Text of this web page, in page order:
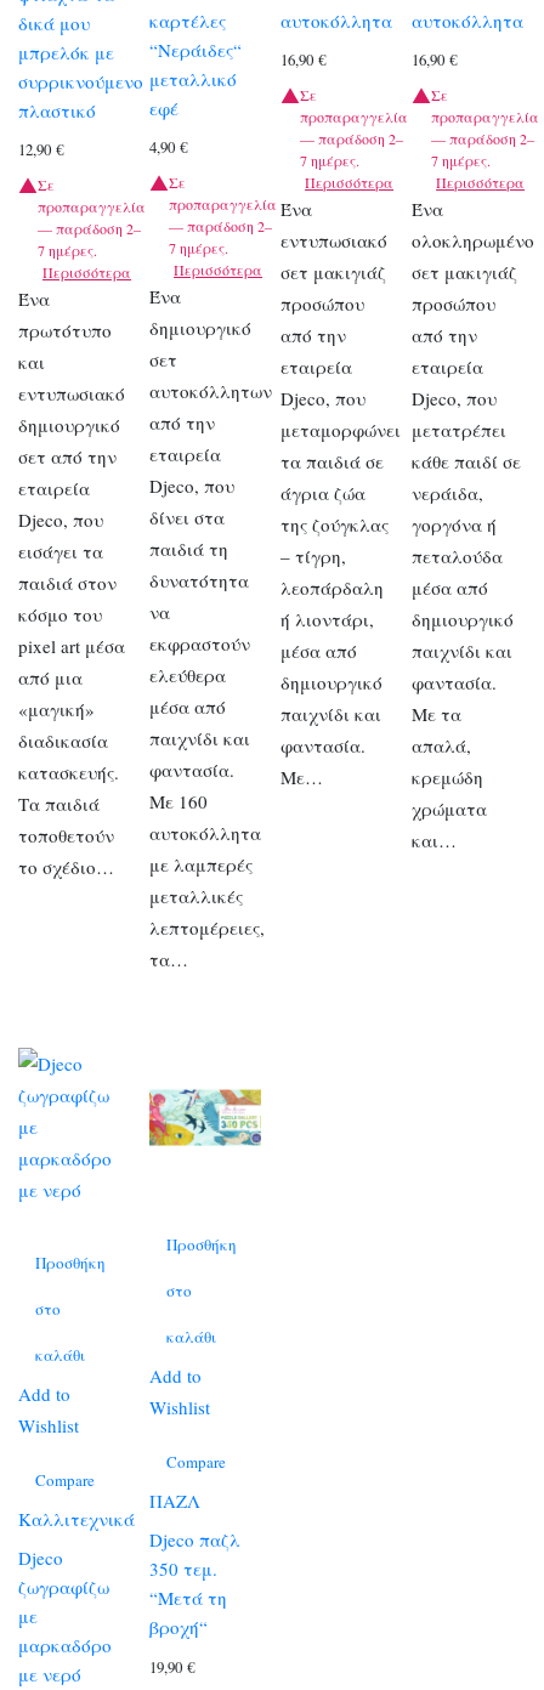
δικά μου
μπρελόκ με
συρρικνούμενο
πλαστικό
12,90 €
Σε
προπαραγγελία
— παράδοση 2–
7 ημέρες.
Περισσότερα
Ένα
πρωτότυπο
και
εντυπωσιακό
δημιουργικό
σετ από την
εταιρεία
Djeco, που
εισάγει τα
παιδιά στον
κόσμο του
pixel art μέσα
από μια
«μαγική»
διαδικασία
κατασκευής.
Τα παιδιά
τοποθετούν
το σχέδιο…
καρτέλες
“Νεράιδες“
μεταλλικό
εφέ
4,90€
Σε
προπαραγγελία
— παράδοση 2–
7 ημέρες.
Περισσότερα
Ένα
δημιουργικό
σετ
αυτοκόλλητων
από την
εταιρεία
Djeco, που
δίνει στα
παιδιά τη
δυνατότητα
να
εκφραστούν
ελεύθερα
μέσα από
παιχνίδι και
φαντασία.
Με 160
αυτοκόλλητα
με λαμπερές
μεταλλικές
λεπτομέρειες,
τα…
αυτοκόλλητα
16,90€
Σε
προπαραγγελία
— παράδοση 2–
7 ημέρες.
Περισσότερα
Ένα
εντυπωσιακό
σετ μακιγιάζ
προσώπου
από την
εταιρεία
Djeco, που
μεταμορφώνει
τα παιδιά σε
άγρια ζώα
της ζούγκλας
– τίγρη,
λεοπάρδαλη
ή λιοντάρι,
μέσα από
δημιουργικό
παιχνίδι και
φαντασία.
Με…
αυτοκόλλητα
16,90€
Σε
προπαραγγελία
— παράδοση 2–
7 ημέρες.
Περισσότερα
Ένα
ολοκληρωμένο
σετ μακιγιάζ
προσώπου
από την
εταιρεία
Djeco, που
μετατρέπει
κάθε παιδί σε
νεράιδα,
γοργόνα ή
πεταλούδα
μέσα από
δημιουργικό
παιχνίδι και
φαντασία.
Με τα
απαλά,
κρεμώδη
χρώματα
και…
Προσθήκη
στο
καλάθι
Add to
Wishlist
Compare
Καλλιτεχνικά
Djeco
ζωγραφίζω
με
μαρκαδόρο
με νερό
Προσθήκη
στο
καλάθι
Add to
Wishlist
Compare
ΠΑΖΛ
Djeco παζλ
350 τεμ.
“Μετά τη
βροχή“
19,90€